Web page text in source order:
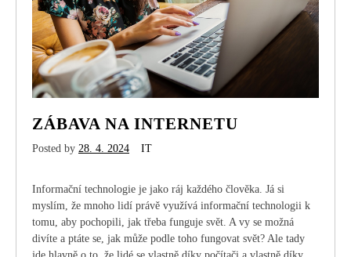
ZÁBAVA NA INTERNETU
Posted by 28. 4. 2024 IT
Informační technologie je jako ráj každého člověka. Já si
myslím, že mnoho lidí právě využívá informační technologii k
tomu, aby pochopili, jak třeba funguje svět. A vy se možná
divíte a ptáte se, jak může podle toho fungovat svět? Ale tady